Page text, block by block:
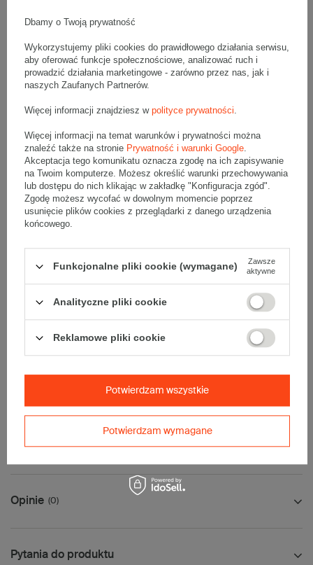
Opakowanie wykonane jest z tektury falistej 3-warstwowej, fala B
410 g/m2
Wymiary:
• zewnętrzne:400x300x200 mm
• wewnętrzne:394x294x188 mm
• tektura falista:3-warstwowa
• fala:
• gramatura:410 g/m2
• kolor:Biały
Dodatkowe:
• waga jednostkowa (+/-5%):
Karton nadaje się do pakowania wysyłek kurierskich:
• Poczta Polska List L
• Poczta Polska Paczka A
Maksymalna ilość w jednej przesyłce -4 x komplet
Jak mierzyć opakowanie
Opinie (0)
Pytania do produktu
Dbamy o Twoją prywatność
Wykorzystujemy pliki cookies do prawidłowego działania serwisu,
aby oferować funkcje społecznościowe, analizować ruch i
prowadzić działania marketingowe - zarówno przez nas, jak i
naszych Zaufanych Partnerów.
Więcej informacji znajdziesz w polityce prywatności.
Więcej informacji na temat warunków i prywatności można
znaleźć także na stronie Prywatność i warunki Google.
Akceptacja tego komunikatu oznacza zgodę na ich zapisywanie
na Twoim komputerze. Możesz określić warunki przechowywania
lub dostępu do nich klikając w zakładkę "Konfiguracja zgód".
Zgodę możesz wycofać w dowolnym momencie poprzez
usunięcie plików cookies z przeglądarki z danego urządzenia
końcowego.
Funkcjonalne pliki cookie (wymagane)
Zawsze
aktywne
Analityczne pliki cookie
Reklamowe pliki cookie
Potwierdzam wymagane
Potwierdzam wszystkie